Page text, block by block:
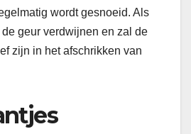
wordt gesnoeid. Als
geur verdwijnen en zal de
zijn in het afschrikken van